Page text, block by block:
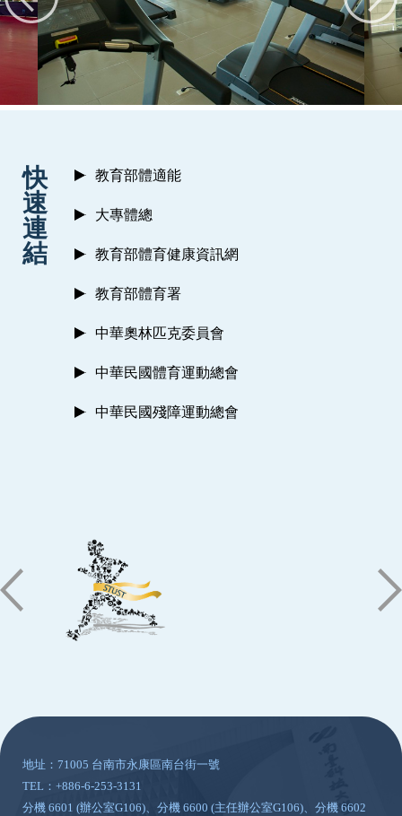
快
速
連
結
教育部體適能
大專體總
教育部體育健康資訊網
教育部體育署
中華奧林匹克委員會
中華民國體育運動總會
中華民國殘障運動總會
地址：71005 台南市永康區南台街一號
TEL：+886-6-253-3131
分機 6601 (辦公室G106)、分機 6600 (主任辦公室G106)、分機 6602